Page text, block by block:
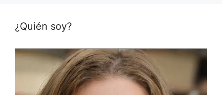
¿Quién soy?